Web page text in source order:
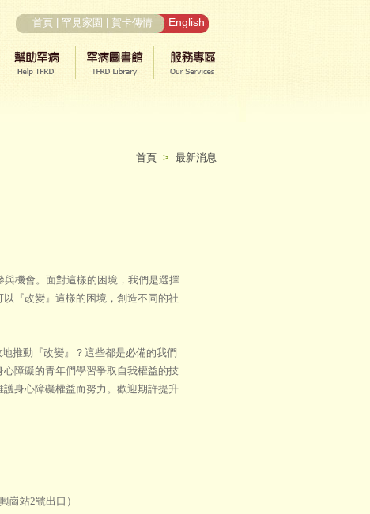
首頁 罕見家園 賀卡傳情 English
首頁 > 最新消息
機會。面對這樣的困境，我們是選擇
『改變』這樣的困境，創造不同的社
推動『改變』？這些都是必備的我們
障礙的青年們學習爭取自我權益的技
身心障礙權益而努力。歡迎期許提升
崗站2號出口）